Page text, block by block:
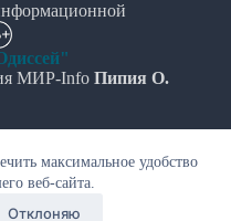
максимальное удобство
веб-сайта.
Отклоняю
МИР-Info Пипия О.
- "МИР-Info"